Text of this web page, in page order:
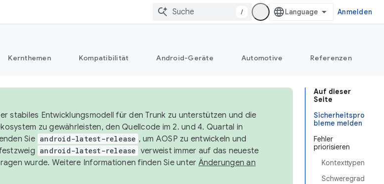
/ Anmelden
Kernthemen Kompatibilität Android-Geräte Automotive Referenzen
Auf dieser
Seite
Sicherheitspro
bleme melden
Fehler
priorisieren
Kontexttypen
Schweregrad
stabiles Entwicklungsmodell für den Trunk zu unterstützen und die
zu gewährleisten, den Quellcode im 2. und 4. Quartal in
Sie android-latest-release , um AOSP zu entwickeln und
android-latest-release verweist immer auf das neueste
wurde. Weitere Informationen finden Sie unter Änderungen an